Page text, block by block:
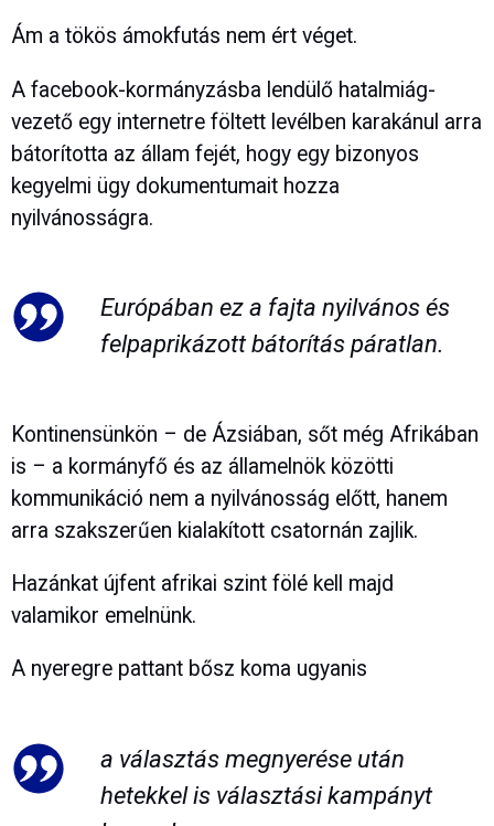
Ám a tökös ámokfutás nem ért véget.
A facebook-kormányzásba lendülő hatalmiág-
vezető egy internetre föltett levélben karakánul arra
bátorította az állam fejét, hogy egy bizonyos
kegyelmi ügy dokumentumait hozza
nyilvánosságra.
Európában ez a fajta nyilvános és
felpaprikázott bátorítás páratlan.
Kontinensünkön – de Ázsiában, sőt még Afrikában
is – a kormányfő és az államelnök közötti
kommunikáció nem a nyilvánosság előtt, hanem
arra szakszerűen kialakított csatornán zajlik.
Hazánkat újfent afrikai szint fölé kell majd
valamikor emelnünk.
A nyeregre pattant bősz koma ugyanis
a választás megnyerése után
hetekkel is választási kampányt